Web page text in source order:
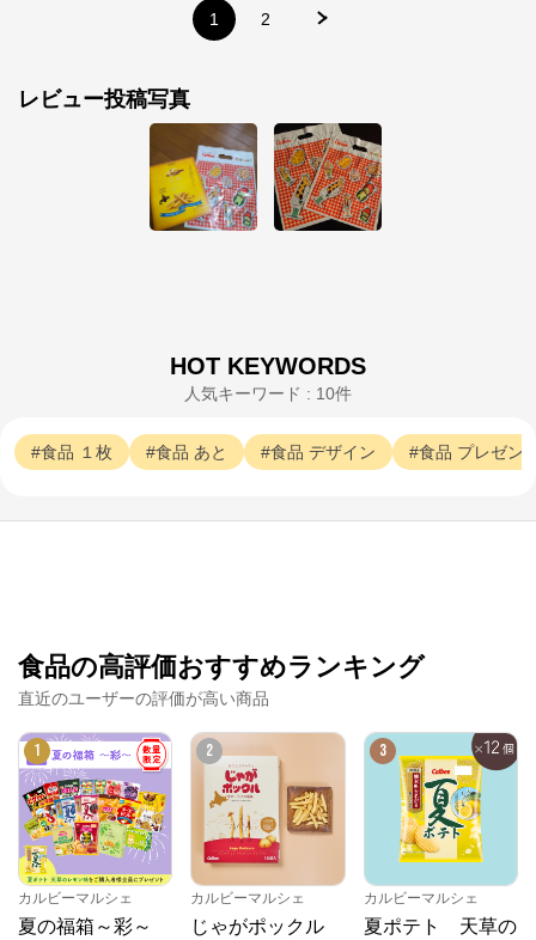
1 2
レビュー投稿写真
HOT KEYWORDS
人気キーワード : 10件
食品 １枚 食品 あと 食品 デザイン 食品 プレゼン
食品の高評価おすすめランキング
直近のユーザーの評価が高い商品
1
カルビーマルシェ
夏の福箱～彩～
2
カルビーマルシェ
じゃがポックル
3
カルビーマルシェ
夏ポテト 天草の
※外部サイトが開きます
カルビーマルシェからのコメント